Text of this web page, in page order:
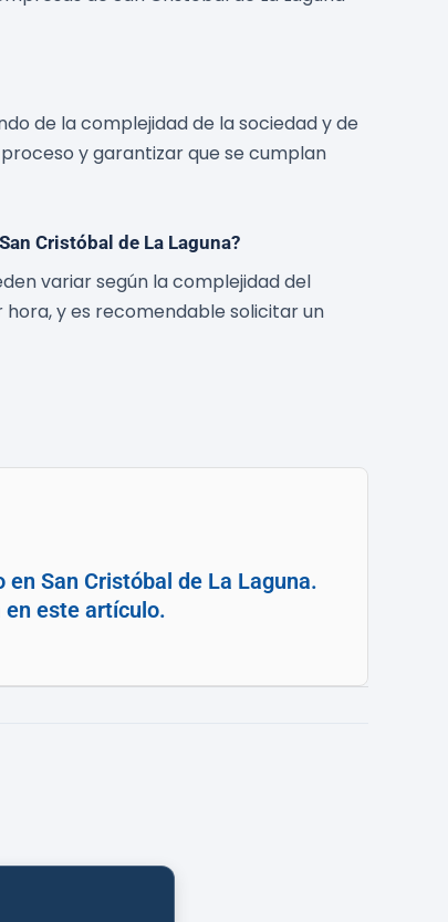
de la complejidad de la sociedad y de
y garantizar que se cumplan
Cristóbal de La Laguna?
variar según la complejidad del
y es recomendable solicitar un
San Cristóbal de La Laguna.
en este artículo.